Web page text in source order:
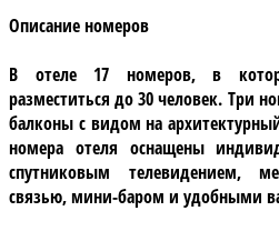
Описание номеров
В отеле 17 номеров, в
разместиться до 30 человек. Три
балконы с видом на
номера отеля оснащены
спутниковым телевидением,
связью, мини-баром и удобными